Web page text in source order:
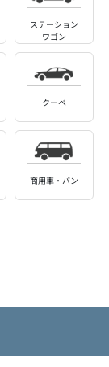
ステーション
ワゴン
クーペ
商用車・バン